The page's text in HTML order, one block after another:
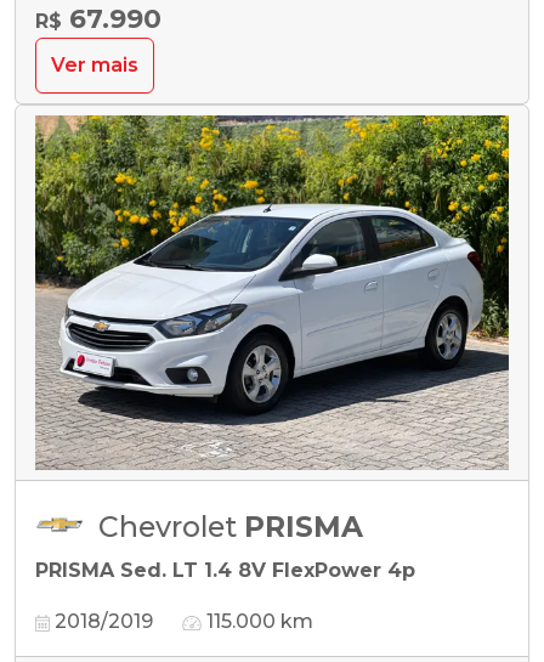
R$ 67.990
Ver mais
Chevrolet PRISMA
PRISMA Sed. LT 1.4 8V FlexPower 4p
2018/2019 115.000 km